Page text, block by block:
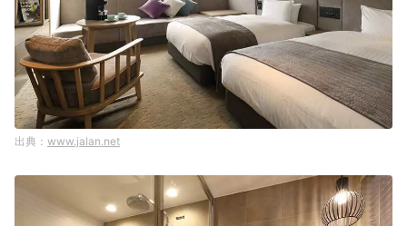
www.jalan.net